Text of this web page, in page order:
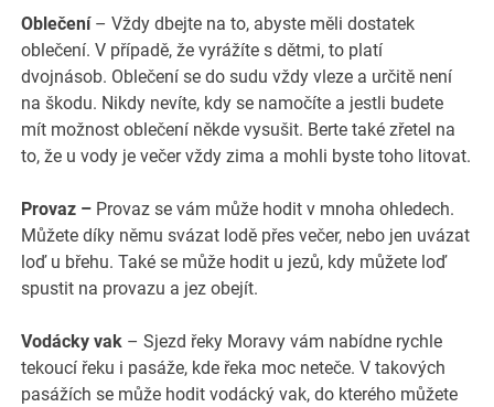
Oblečení– Vždy dbejte na to, abyste měli dostatek
oblečení. V případě, že vyrážíte s dětmi, to platí
dvojnásob. Oblečení se do sudu vždy vleze a určitě není
na škodu. Nikdy nevíte, kdy se namočíte a jestli budete
mít možnost oblečení někde vysušit. Berte také zřetel na
to, že u vody je večer vždy zima a mohli byste toho litovat.
Provaz – Provaz se vám může hodit v mnoha ohledech.
Můžete díky němu svázat lodě přes večer, nebo jen uvázat
loď u břehu. Také se může hodit u jezů, kdy můžete loď
spustit na provazu a jez obejít.
Vodácky vak – Sjezd řeky Moravy vám nabídne rychle
tekoucí řeku i pasáže, kde řeka moc neteče. V takových
pasážích se může hodit vodácký vak, do kterého můžete